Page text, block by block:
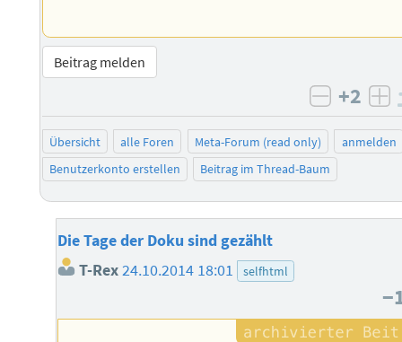
Beitrag melden
negativ
+2
Übersicht alle Foren Meta-Forum (read only)
anmelden
Benutzerkonto erstellen
Beitrag im Thread-Baum
Die Tage der Doku sind gezählt
T-Rex24.10.2014 18:01 selfhtml